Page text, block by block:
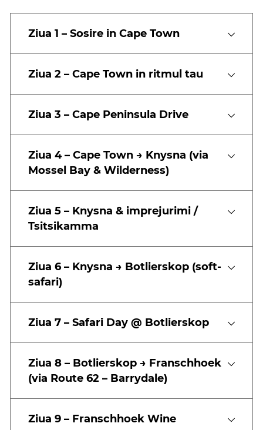
Ziua 1 – Sosire in Cape Town
Ziua 2 – Cape Town in ritmul tau
Ziua 3 – Cape Peninsula Drive
Ziua 4 – Cape Town → Knysna (via
Mossel Bay & Wilderness)
Ziua 5 – Knysna & imprejurimi /
Tsitsikamma
Ziua 6 – Knysna → Botlierskop (soft-
safari)
Ziua 7 – Safari Day @ Botlierskop
Ziua 8 – Botlierskop → Franschhoek
(via Route 62 – Barrydale)
Ziua 9 – Franschhoek Wine